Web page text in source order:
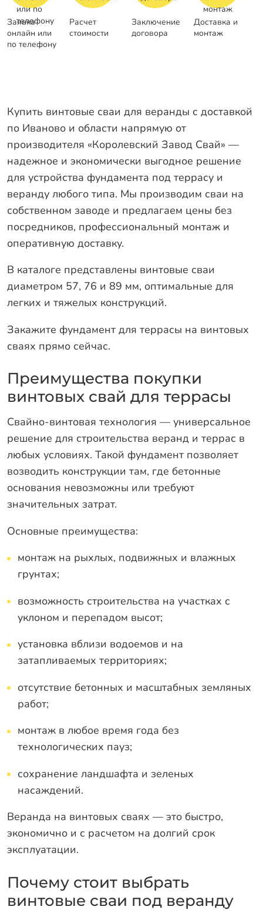
Заявка
онлайн или
по телефону
Расчет
стоимости
Заключение
договора
Доставка и
монтаж
Купить винтовые сваи для веранды с доставкой
по Иваново и области напрямую от
производителя «Королевский Завод Свай» —
надежное и экономически выгодное решение
для устройства фундамента под террасу и
веранду любого типа. Мы производим сваи на
собственном заводе и предлагаем цены без
посредников, профессиональный монтаж и
оперативную доставку.
В каталоге представлены винтовые сваи
диаметром 57, 76 и 89 мм, оптимальные для
легких и тяжелых конструкций.
Закажите фундамент для террасы на винтовых
сваях прямо сейчас.
Преимущества покупки
винтовых свай для террасы
Свайно-винтовая технология — универсальное
решение для строительства веранд и террас в
любых условиях. Такой фундамент позволяет
возводить конструкции там, где бетонные
основания невозможны или требуют
значительных затрат.
Основные преимущества:
монтаж на рыхлых, подвижных и влажных
грунтах;
возможность строительства на участках с
уклоном и перепадом высот;
установка вблизи водоемов и на
затапливаемых территориях;
отсутствие бетонных и масштабных земляных
работ;
монтаж в любое время года без
технологических пауз;
сохранение ландшафта и зеленых
насаждений.
Веранда на винтовых сваях — это быстро,
экономично и с расчетом на долгий срок
эксплуатации.
Почему стоит выбрать
винтовые сваи под веранду